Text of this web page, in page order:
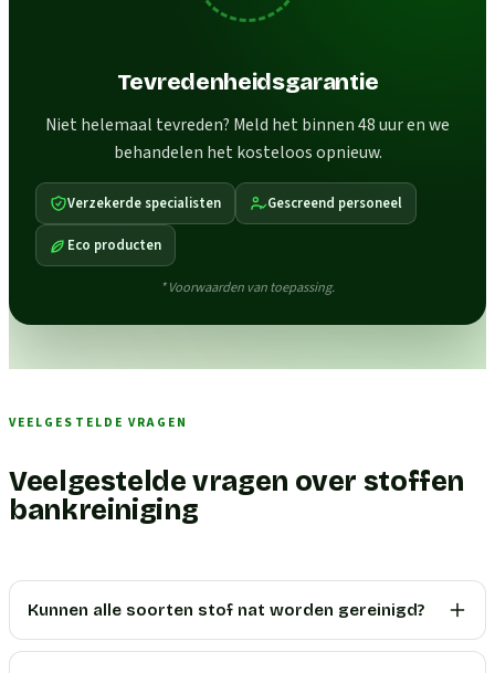
Tevredenheidsgarantie
Niet helemaal tevreden? Meld het binnen 48 uur en we
behandelen het kosteloos opnieuw.
Verzekerde specialisten Gescreend personeel
Eco producten
* Voorwaarden van toepassing.
VEELGESTELDE VRAGEN
Veelgestelde vragen over stoffen
bankreiniging
Kunnen alle soorten stof nat worden gereinigd?